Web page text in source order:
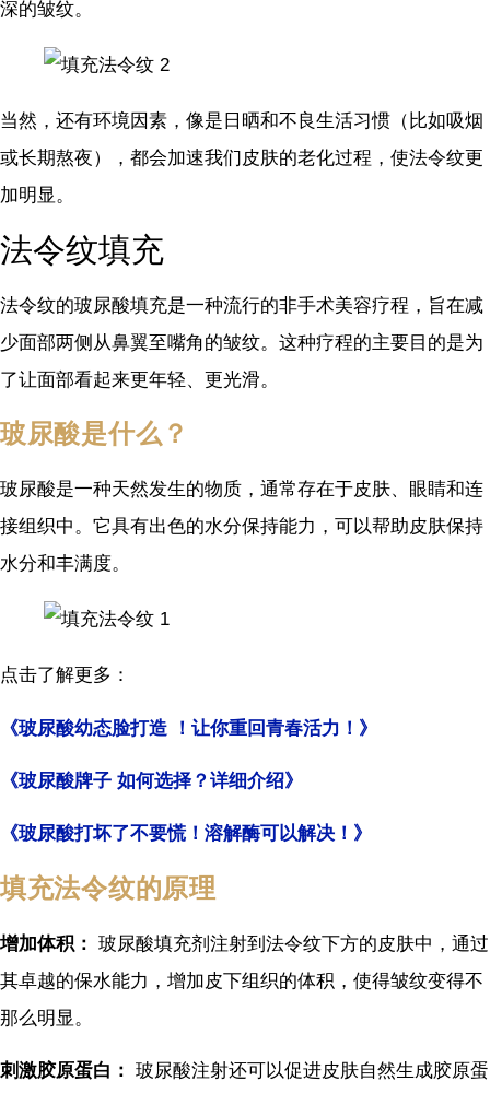
深的皱纹。
当然，还有环境因素，像是日晒和不良生活习惯（比如吸烟
或长期熬夜），都会加速我们皮肤的老化过程，使法令纹更
加明显。
法令纹填充
法令纹的玻尿酸填充是一种流行的非手术美容疗程，旨在减
少面部两侧从鼻翼至嘴角的皱纹。这种疗程的主要目的是为
了让面部看起来更年轻、更光滑。
玻尿酸是什么？
玻尿酸是一种天然发生的物质，通常存在于皮肤、眼睛和连
接组织中。它具有出色的水分保持能力，可以帮助皮肤保持
水分和丰满度。
点击了解更多：
《玻尿酸幼态脸打造 ！让你重回青春活力！》
《玻尿酸牌子 如何选择？详细介绍》
《玻尿酸打坏了不要慌！溶解酶可以解决！》
填充法令纹的原理
增加体积： 玻尿酸填充剂注射到法令纹下方的皮肤中，通过
其卓越的保水能力，增加皮下组织的体积，使得皱纹变得不
那么明显。
刺激胶原蛋白： 玻尿酸注射还可以促进皮肤自然生成胶原蛋